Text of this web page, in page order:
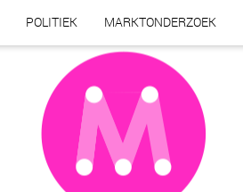
POLITIEK MARKTONDERZOEK